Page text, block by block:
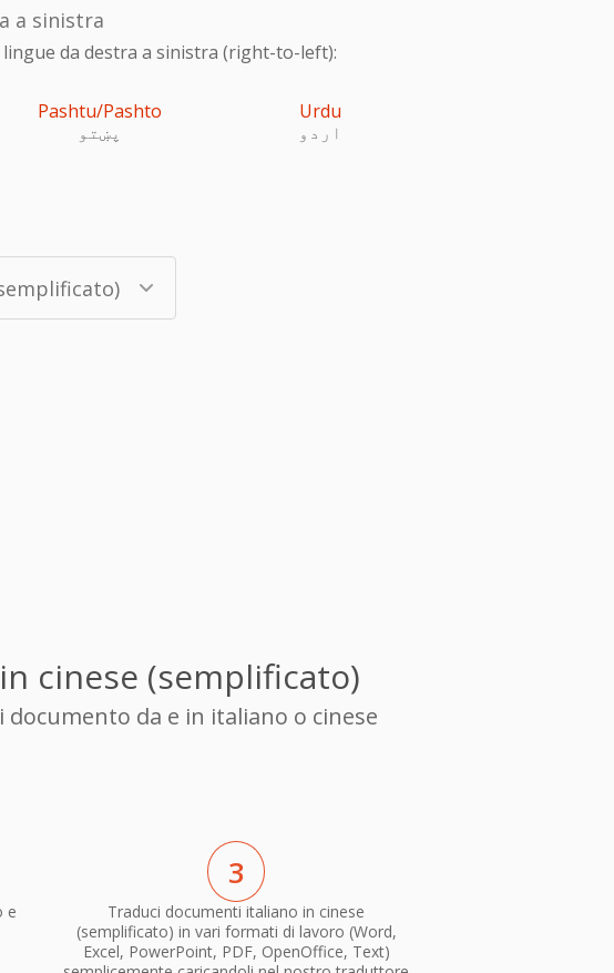
a sinistra
da destra a sinistra (right-to-left):
Pashtu/Pashto
پښتو
Urdu
اردو
cinese (semplificato)
da e in italiano o cinese
e
3
Traduci documenti italiano in cinese
(semplificato) in vari formati di lavoro (Word,
Excel, PowerPoint, PDF, OpenOffice, Text)